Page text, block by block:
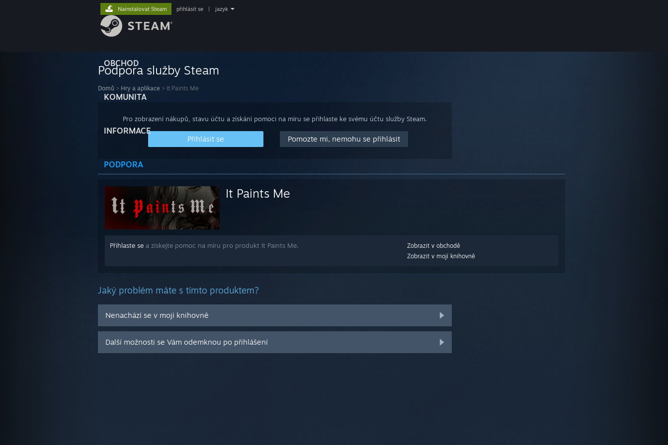
OBCHOD
KOMUNITA
INFORMACE
PODPORA
Nainstalovat Steam přihlásit se jazyk
Podpora služby Steam
Domů > Hry a aplikace > It Paints Me
Pro zobrazení nákupů, stavu účtu a získání pomoci na míru se přihlaste ke svému účtu služby Steam.
Přihlásit se Pomozte mi, nemohu se přihlásit
It Paints Me
Zobrazit v obchodě
Zobrazit v mojí knihovně
Přihlaste se a získejte pomoc na míru pro produkt It Paints Me.
Jaký problém máte s tímto produktem?
Nenachází se v mojí knihovně
Další možnosti se Vám odemknou po přihlášení